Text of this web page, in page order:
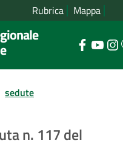
Rubrica Mappa
sedute
n. 117 del